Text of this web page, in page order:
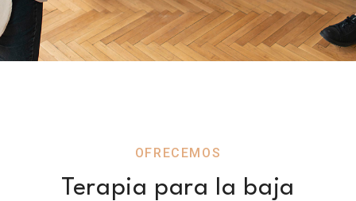
OFRECEMOS
Terapia para la baja